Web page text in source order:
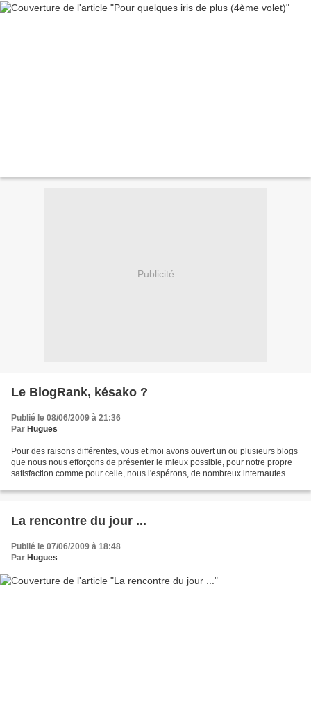
Publicité
Le BlogRank, késako ?
Publié le 08/06/2009 à 21:36
Par Hugues
Pour des raisons différentes, vous et moi avons ouvert un ou plusieurs blogs
que nous nous efforçons de présenter le mieux possible, pour notre propre
satisfaction comme pour celle, nous l'espérons, de nombreux internautes.
La rencontre du jour ...
Publié le 07/06/2009 à 18:48
Par Hugues